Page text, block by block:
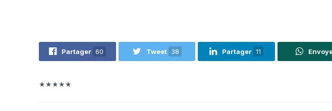
Partager 60 Tweet 38 Partager 11
★★★★★